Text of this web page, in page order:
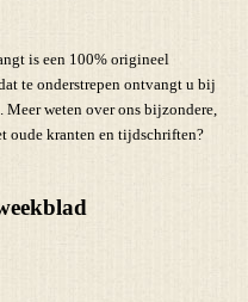
is een 100% origineel
te onderstrepen ontvangt u bij
weten over ons bijzondere,
oude kranten en tijdschriften?